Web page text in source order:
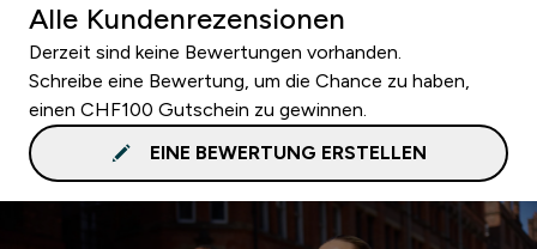
Alle Kundenrezensionen
Derzeit sind keine Bewertungen vorhanden.
Schreibe eine Bewertung, um die Chance zu haben,
einen CHF100 Gutschein zu gewinnen.
EINE BEWERTUNG ERSTELLEN